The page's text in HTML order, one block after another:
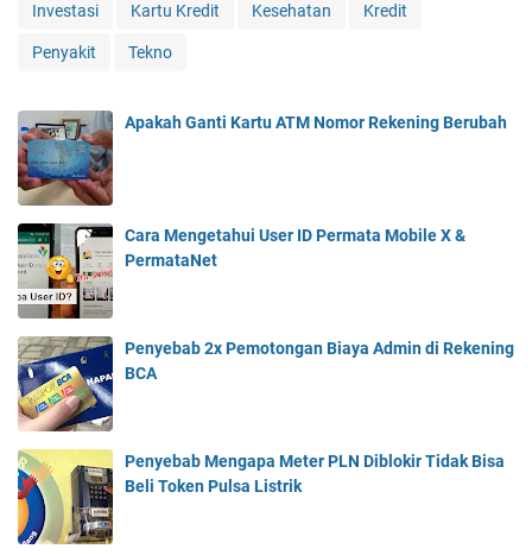
Investasi Kartu Kredit Kesehatan Kredit
Penyakit Tekno
Apakah Ganti Kartu ATM Nomor Rekening Berubah
Cara Mengetahui User ID Permata Mobile X &
PermataNet
Penyebab 2x Pemotongan Biaya Admin di Rekening
BCA
Penyebab Mengapa Meter PLN Diblokir Tidak Bisa
Beli Token Pulsa Listrik